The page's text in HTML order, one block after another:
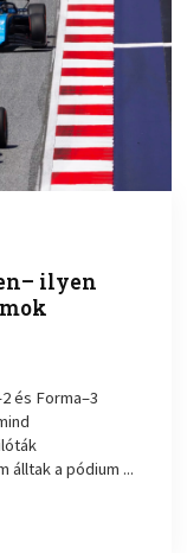
ilyen
és Forma–3
álltak a pódium ...